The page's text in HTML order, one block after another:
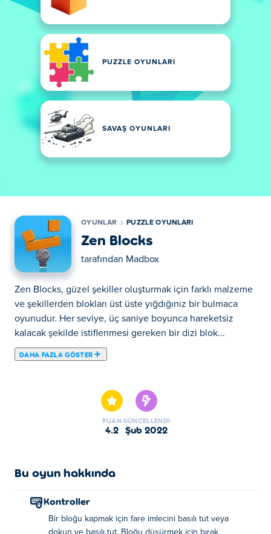
PUZZLE OYUNLARI
SAVAŞ OYUNLARI
OYUNLAR PUZZLE OYUNLARI
Zen Blocks
tarafından Madbox
Zen Blocks, güzel şekiller oluşturmak için farklı malzeme
ve şekillerden blokları üst üste yığdığınız bir bulmaca
oyunudur. Her seviye, üç saniye boyunca hareketsiz
kalacak şekilde istiflenmesi gereken bir dizi blok...
DAHA FAZLA GÖSTER
oyunudur. Her seviye, üç saniye boyunca hareketsiz
kalacak şekilde istiflenmesi gereken bir dizi blok içerir.
Bu blokları üst üste koymanın doğru bir yolu yoktur, bu
kendi yararınıza kullanın ve hiçbir parçanın suya
olur. Ama merak etmeyin, her zaman yeniden oynatabilir
ve farklı teknikler deneyebilirsiniz! Adı gibi Zen Blocks da
rahatlatıcı, stressiz bir oyun deneyimi sunuyor.
PUAN
4.2
GÜNCELLENDI
Şub 2022
Bu oyun hakkında
Kontroller
Bir bloğu kapmak için fare imlecini basılı tut veya
dokun ve basılı tut. Bloğu düşürmek için bırak.